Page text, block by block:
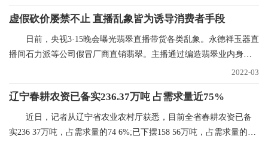
虚假砍价屡禁不止 直播乱象皆为诱导消费者手段
日前，央视3·15晚会曝光翡翠直播带货各类乱象。永德祥玉器直
播间石力派等公司假冒厂商直销翡翠。主播通过编造翡翠业内身
2022-03
辽宁春耕农资已备实236.37万吨 占需求量近75%
近日，记者从辽宁省农业农村厅获悉，目前全省春耕农资已备
实236 37万吨，占需求量的74 6%;已下摆158 56万吨，占需求量的